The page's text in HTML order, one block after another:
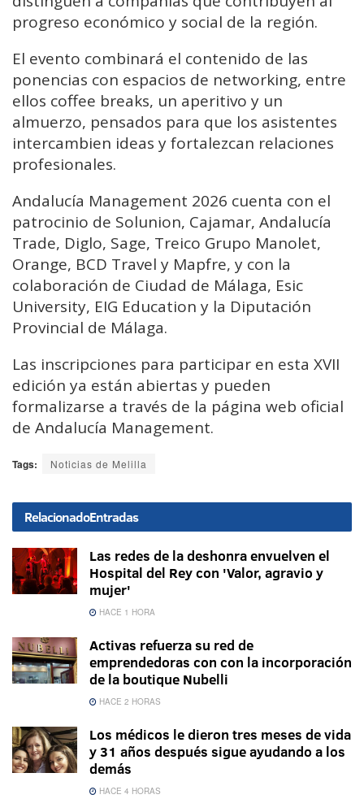
progreso económico y social de la región.
El evento combinará el contenido de las
ponencias con espacios de networking, entre
ellos coffee breaks, un aperitivo y un
almuerzo, pensados para que los asistentes
intercambien ideas y fortalezcan relaciones
profesionales.
Andalucía Management 2026 cuenta con el
patrocinio de Solunion, Cajamar, Andalucía
Trade, Diglo, Sage, Treico Grupo Manolet,
Orange, BCD Travel y Mapfre, y con la
colaboración de Ciudad de Málaga, Esic
University, EIG Education y la Diputación
Provincial de Málaga.
Las inscripciones para participar en esta XVII
edición ya están abiertas y pueden
formalizarse a través de la página web oficial
de Andalucía Management.
Tags: Noticias de Melilla
RelacionadoEntradas
Las redes de la deshonra envuelven el
Hospital del Rey con 'Valor, agravio y
mujer'
HACE 1 HORA
Activas refuerza su red de
emprendedoras con con la incorporación
de la boutique Nubelli
HACE 2 HORAS
Los médicos le dieron tres meses de vida
y 31 años después sigue ayudando a los
demás
HACE 4 HORAS